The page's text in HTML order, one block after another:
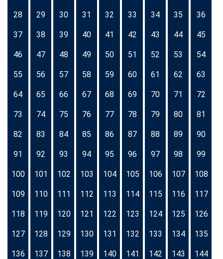
28 29 30 31 32 33 34 35 36
37 38 39 40 41 42 43 44 45
46 47 48 49 50 51 52 53 54
55 56 57 58 59 60 61 62 63
64 65 66 67 68 69 70 71 72
73 74 75 76 77 78 79 80 81
82 83 84 85 86 87 88 89 90
91 92 93 94 95 96 97 98 99
100 101 102 103 104 105 106 107 108
109 110 111 112 113 114 115 116 117
118 119 120 121 122 123 124 125 126
127 128 129 130 131 132 133 134 135
136 137 138 139 140 141 142 143 144